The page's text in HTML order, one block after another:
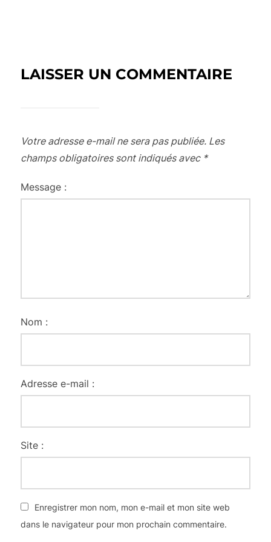
LAISSER UN COMMENTAIRE
Votre adresse e-mail ne sera pas publiée. Les
champs obligatoires sont indiqués avec *
Message :
Nom :
Adresse e-mail :
Site :
Enregistrer mon nom, mon e-mail et mon site web
dans le navigateur pour mon prochain commentaire.